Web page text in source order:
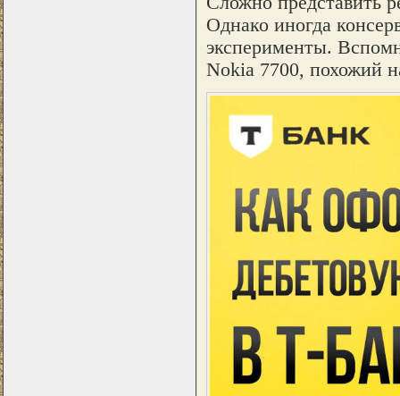
Однако иногда
эксперименты.
Nokia 7700, похожий